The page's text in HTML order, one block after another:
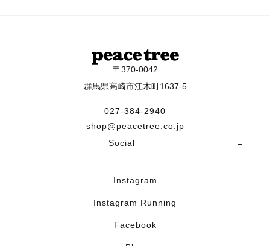
〒370-0042
群馬県高崎市江木町1637-5
027-384-2940
shop@peacetree.co.jp
Social
Instagram
Instagram Running
Facebook